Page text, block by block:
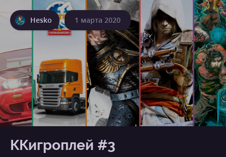
Hesko 1 марта 2020
ККигроплей #3